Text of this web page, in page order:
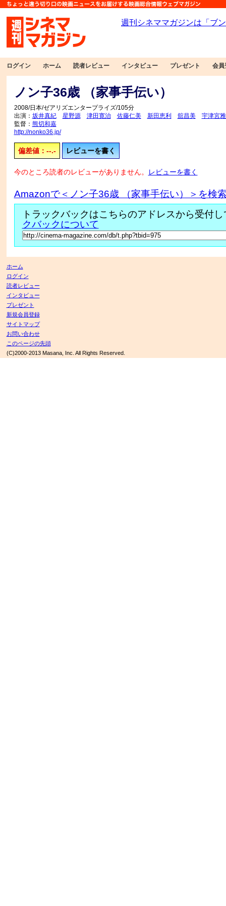
ログイン ホーム 読者レビュー インタビュー プレゼント 会員
ノン子36歳 （家事手伝い）
2008/日本/ゼアリズエンタープライズ/105分
出演： 坂井真紀 星野源 津田寛治 佐藤仁美 新田恵利 舘昌美
宇津宮
監督： 熊切和嘉
http://nonko36.jp/
偏差値：--.- レビューを書く
今のところ読者のレビューがありません。 レビューを書く
Amazonで＜ノン子36歳 （家事手伝い）＞を検
トラックバックはこちらのアドレスから受付
クバックについて
ホーム
ログイン
読者レビュー
インタビュー
プレゼント
新規会員登録
サイトマップ
お問い合わせ
このページの先頭
(C)2000-2013 Masana, Inc. All Rights Reserved.